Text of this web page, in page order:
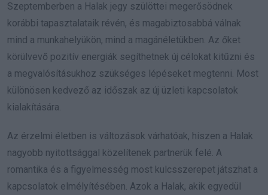
Szeptemberben a Halak jegy szülöttei megerősödnek
korábbi tapasztalataik révén, és magabiztosabbá válnak
mind a munkahelyükön, mind a magánéletükben. Az őket
körülvevő pozitív energiák segíthetnek új célokat kitűzni és
a megvalósításukhoz szükséges lépéseket megtenni. Most
különösen kedvező az időszak az új üzleti kapcsolatok
kialakítására.
Az érzelmi életben is változások várhatóak, hiszen a Halak
nagyobb nyitottsággal közelítenek partnerük felé. A
romantika és a figyelmesség most kulcsszerepet játszhat a
kapcsolatok elmélyítésében. Azok a Halak, akik egyedül